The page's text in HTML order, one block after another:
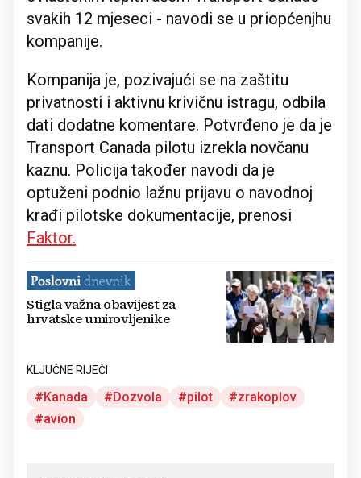
svakih 12 mjeseci - navodi se u priopćenjhu
kompanije.
Kompanija je, pozivajući se na zaštitu
privatnosti i aktivnu krivičnu istragu, odbila
dati dodatne komentare. Potvrđeno je da je
Transport Canada pilotu izrekla novčanu
kaznu. Policija također navodi da je
optuženi podnio lažnu prijavu o navodnoj
krađi pilotske dokumentacije, prenosi
Faktor.
Stigla važna obavijest za
hrvatske umirovljenike
KLJUČNE RIJEČI
Kanada Dozvola pilot
zrakoplov
avion